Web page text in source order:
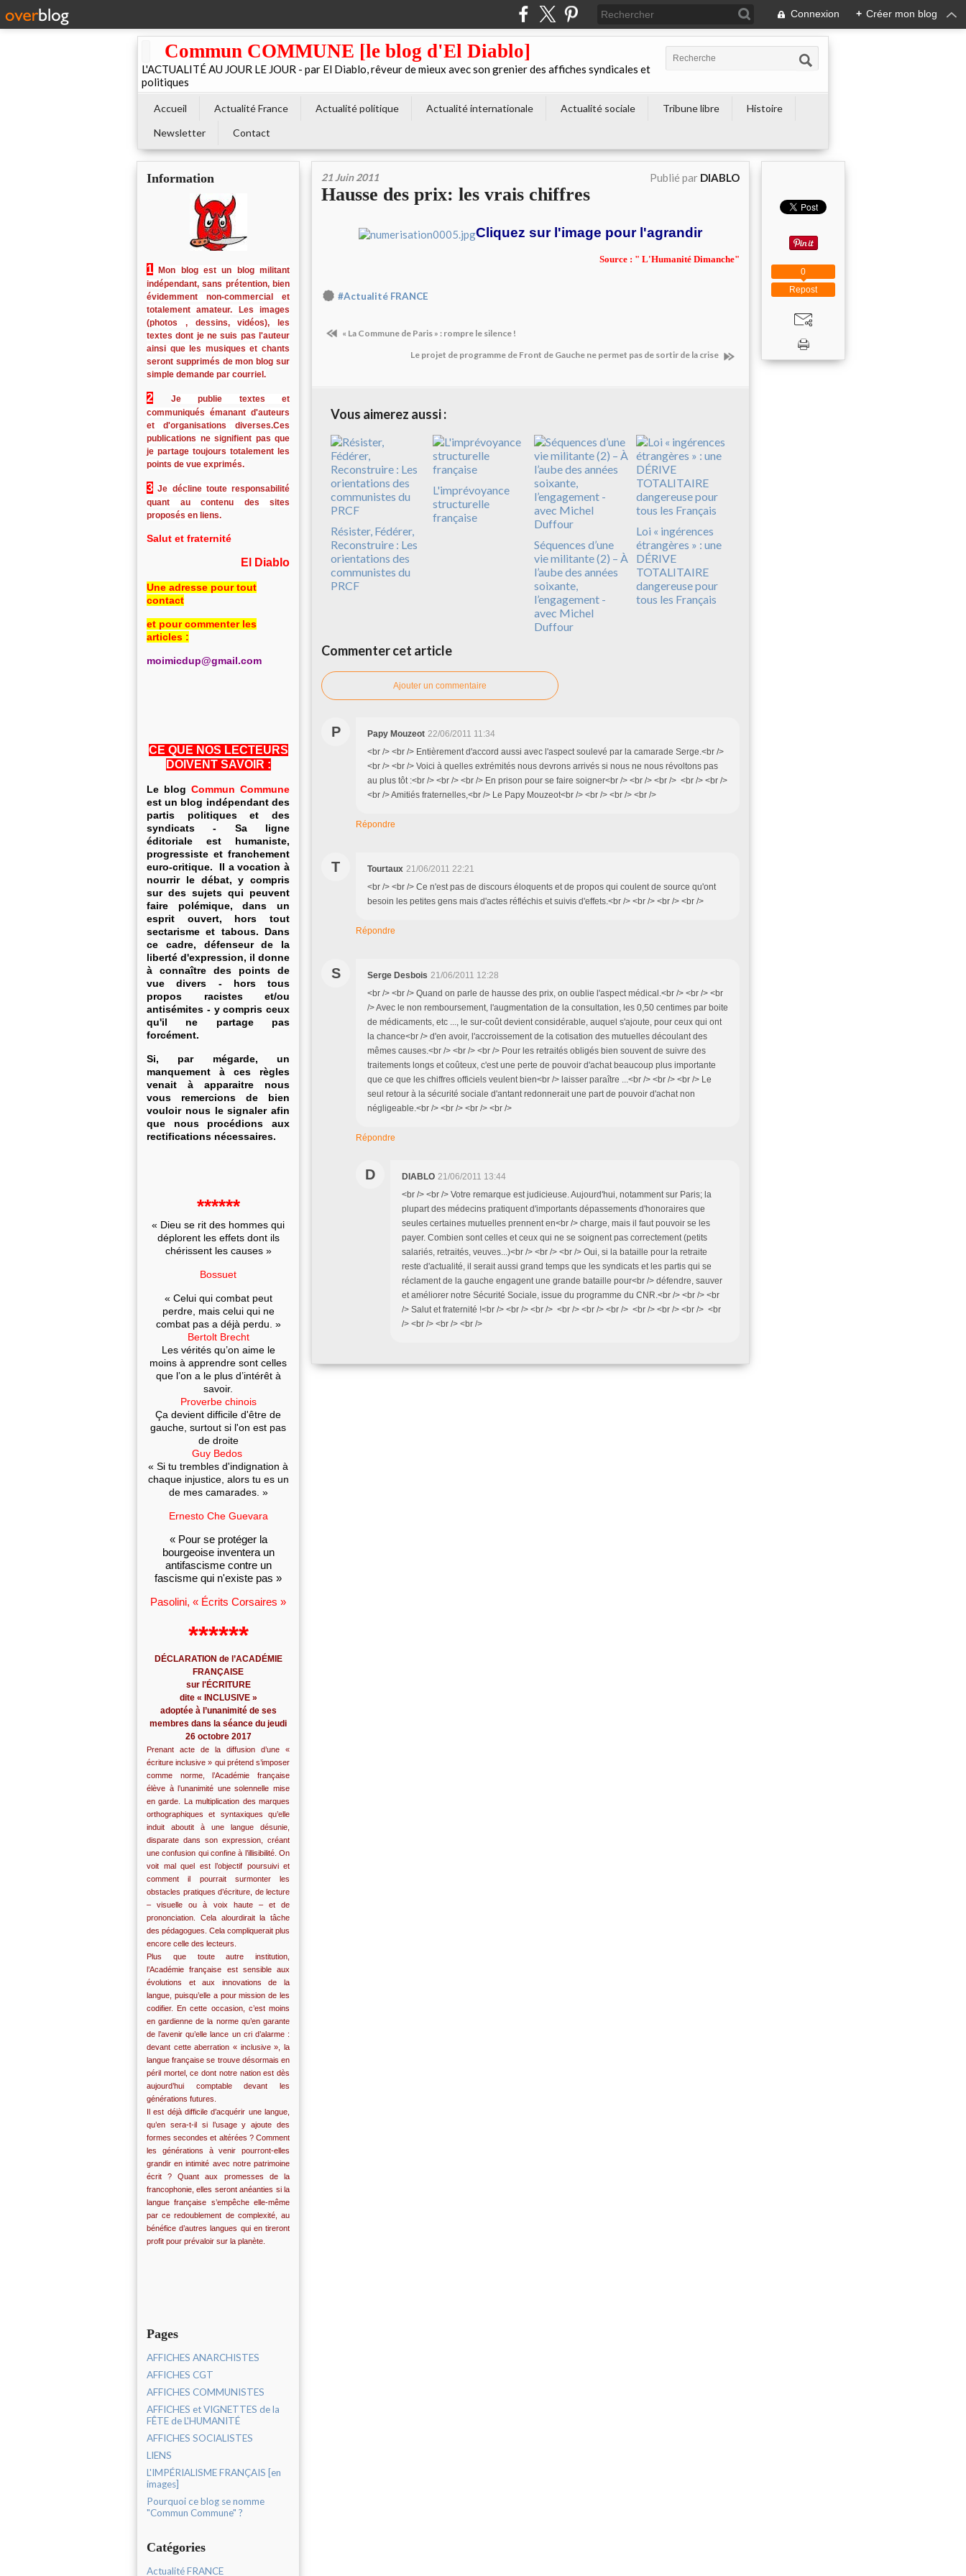
Connexion + Créer mon blog
Commun COMMUNE [le blog d'El Diablo]
L'ACTUALITÉ AU JOUR LE JOUR - par El Diablo, rêveur de mieux avec son grenier des affiches syndicales et
politiques
Accueil Actualité France Actualité politique Actualité internationale Actualité sociale Tribune libre
Histoire
Newsletter
Contact
Information
1
Mon blog est un blog militant
indépendant, sans prétention, bien
évidemment non-commercial et
totalement amateur. Les images
(photos , dessins, vidéos), les
textes dont je ne suis pas l'auteur
ainsi que les musiques et chants
seront supprimés de mon blog sur
simple demande par courriel.
2
Je publie textes et
communiqués émanant d'auteurs
et d'organisations diverses.Ces
publications ne signifient pas que
je partage toujours totalement les
points de vue exprimés.
3 Je décline toute responsabilité
quant au contenu des sites
proposés en liens.
Salut et fraternité
El Diablo
Une adresse pour tout
contact
et pour commenter les
articles :
moimicdup@gmail.com
CE QUE NOS LECTEURS
DOIVENT SAVOIR :
Le blog Commun Commune
est un blog indépendant des
partis politiques et des
syndicats - Sa ligne
éditoriale est humaniste,
progressiste et franchement
euro-critique. Il a vocation à
nourrir le débat, y compris
sur des sujets qui peuvent
faire polémique, dans un
esprit ouvert, hors tout
sectarisme et tabous. Dans
ce cadre, défenseur de la
liberté d'expression, il donne
à connaître des points de
vue divers - hors tous
propos racistes et/ou
antisémites - y compris ceux
qu'il ne partage pas
forcément.
Si, par mégarde, un
manquement à ces règles
venait à apparaitre nous
vous remercions de bien
vouloir nous le signaler afin
que nous procédions aux
rectifications nécessaires.
******
« Dieu se rit des hommes qui
déplorent les effets dont ils
chérissent les causes »
Bossuet
« Celui qui combat peut
perdre, mais celui qui ne
combat pas a déjà perdu. »
Bertolt Brecht
Les vérités qu’on aime le
moins à apprendre sont celles
que l’on a le plus d’intérêt à
savoir.
Proverbe chinois
Ça devient difficile d'être de
gauche, surtout si l'on est pas
de droite
Guy Bedos
« Si tu trembles d'indignation à
chaque injustice, alors tu es un
de mes camarades. »
Ernesto Che Guevara
« Pour se protéger la
bourgeoise inventera un
antifascisme contre un
fascisme qui n'existe pas »
Pasolini, « Écrits Corsaires »
******
DÉCLARATION de l’ACADÉMIE
FRANÇAISE
sur l'ÉCRITURE
dite « INCLUSIVE »
adoptée à l’unanimité de ses
membres dans la séance du jeudi
26 octobre 2017
Prenant acte de la diffusion d’une «
écriture inclusive » qui prétend s’imposer
comme norme, l’Académie française
élève à l’unanimité une solennelle mise
en garde. La multiplication des marques
orthographiques et syntaxiques qu’elle
induit aboutit à une langue désunie,
disparate dans son expression, créant
une confusion qui confine à l’illisibilité. On
voit mal quel est l’objectif poursuivi et
comment il pourrait surmonter les
obstacles pratiques d’écriture, de lecture
– visuelle ou à voix haute – et de
prononciation. Cela alourdirait la tâche
des pédagogues. Cela compliquerait plus
encore celle des lecteurs.
Plus que toute autre institution,
l’Académie française est sensible aux
évolutions et aux innovations de la
langue, puisqu’elle a pour mission de les
codifier. En cette occasion, c’est moins
en gardienne de la norme qu’en garante
de l’avenir qu’elle lance un cri d’alarme :
devant cette aberration « inclusive », la
langue française se trouve désormais en
péril mortel, ce dont notre nation est dès
aujourd’hui comptable devant les
générations futures.
Il est déjà difficile d’acquérir une langue,
qu’en sera-t-il si l’usage y ajoute des
formes secondes et altérées ? Comment
les générations à venir pourront-elles
grandir en intimité avec notre patrimoine
écrit ? Quant aux promesses de la
francophonie, elles seront anéanties si la
langue française s’empêche elle-même
par ce redoublement de complexité, au
bénéfice d’autres langues qui en tireront
profit pour prévaloir sur la planète.
Pages
AFFICHES ANARCHISTES
AFFICHES CGT
AFFICHES COMMUNISTES
AFFICHES et VIGNETTES de la
FÊTE de L'HUMANITÉ
AFFICHES SOCIALISTES
LIENS
L'IMPÉRIALISME FRANÇAIS [en
images]
Pourquoi ce blog se nomme
"Commun Commune" ?
Catégories
Actualité FRANCE
21 Juin 2011 Publié par DIABLO
Hausse des prix: les vrais chiffres
Cliquez sur l'image pour l'agrandir
Source : " L'Humanité Dimanche"
#Actualité FRANCE
« La Commune de Paris » : rompre le silence !
Le projet de programme de Front de Gauche ne permet pas de sortir de la crise
Vous aimerez aussi :
Résister, Fédérer,
Reconstruire : Les
orientations des
communistes du
PRCF
L'imprévoyance
structurelle
française
Séquences d’une
vie militante (2) – À
l’aube des années
soixante,
l’engagement -
avec Michel
Duffour
Loi « ingérences
étrangères » : une
DÉRIVE
TOTALITAIRE
dangereuse pour
tous les Français
Commenter cet article
Ajouter un commentaire
P Papy Mouzeot 22/06/2011 11:34
<br /> <br /> Entièrement d'accord aussi avec l'aspect soulevé par la camarade Serge.<br />
<br /> <br /> Voici à quelles extrémités nous devrons arrivés si nous ne nous révoltons pas
au plus tôt :<br /> <br /> <br /> En prison pour se faire soigner<br /> <br /> <br /> <br /> <br />
<br /> Amitiés fraternelles,<br /> Le Papy Mouzeot<br /> <br /> <br /> <br />
Répondre
T Tourtaux 21/06/2011 22:21
<br /> <br /> Ce n'est pas de discours éloquents et de propos qui coulent de source qu'ont
besoin les petites gens mais d'actes réfléchis et suivis d'effets.<br /> <br /> <br /> <br />
Répondre
S Serge Desbois 21/06/2011 12:28
<br /> <br /> Quand on parle de hausse des prix, on oublie l'aspect médical.<br /> <br /> <br
/> Avec le non remboursement, l'augmentation de la consultation, les 0,50 centimes par boite
de médicaments, etc ..., le sur-coût devient considérable, auquel s'ajoute, pour ceux qui ont
la chance<br /> d'en avoir, l'accroissement de la cotisation des mutuelles découlant des
mêmes causes.<br /> <br /> <br /> Pour les retraités obligés bien souvent de suivre des
traitements longs et coûteux, c'est une perte de pouvoir d'achat beaucoup plus importante
que ce que les chiffres officiels veulent bien<br /> laisser paraître ...<br /> <br /> <br /> Le
seul retour à la sécurité sociale d'antant redonnerait une part de pouvoir d'achat non
négligeable.<br /> <br /> <br /> <br />
Répondre
D DIABLO 21/06/2011 13:44
<br /> <br /> Votre remarque est judicieuse. Aujourd'hui, notamment sur Paris; la
plupart des médecins pratiquent d'importants dépassements d'honoraires que
seules certaines mutuelles prennent en<br /> charge, mais il faut pouvoir se les
payer. Combien sont celles et ceux qui ne se soignent pas correctement (petits
salariés, retraités, veuves...)<br /> <br /> <br /> Oui, si la bataille pour la retraite
reste d'actualité, il serait aussi grand temps que les syndicats et les partis qui se
réclament de la gauche engagent une grande bataille pour<br /> défendre, sauver
et améliorer notre Sécurité Sociale, issue du programme du CNR.<br /> <br /> <br
/> Salut et fraternité !<br /> <br /> <br /> <br /> <br /> <br /> <br /> <br /> <br /> <br
/> <br /> <br /> <br />
Repost
0